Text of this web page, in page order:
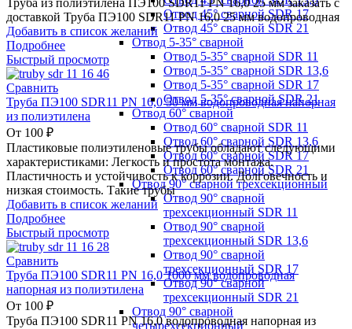
Отвод 45° сварной SDR 17
Отвод 45° сварной SDR 21
Отвод 5-35° сварной
Отвод 5-35° сварной SDR 11
Отвод 5-35° сварной SDR 13,6
Отвод 5-35° сварной SDR 17
Отвод 5-35° сварной SDR 21
Отвод 60° сварной
Отвод 60° сварной SDR 11
Отвод 60° сварной SDR 13,6
Отвод 60° сварной SDR 17
Отвод 60° сварной SDR 21
Отвод 90° сварной трехсекционный
Отвод 90° сварной
трехсекционный SDR 11
Отвод 90° сварной
трехсекционный SDR 13,6
Отвод 90° сварной
трехсекционный SDR 17
Отвод 90° сварной
трехсекционный SDR 21
Отвод 90° сварной
четырехсекционный
Труба из полиэтилена ПЭ100 SDR11 PN 16,0 25 мм заказать с
доставкой Труба ПЭ100 SDR11 PN 16,0 25 мм водопроводная
Добавить в список желаний
Подробнее
Быстрый просмотр
Сравнить
Труба ПЭ100 SDR11 PN 16,0 50 мм водопроводная напорная
из полиэтилена
От 100 ₽
Пластиковые полиэтиленовые трубы обладают следующими
характеристиками: Легкость и простота монтажа.
Пластичность и устойчивость к коррозии. Долговечность и
низкая стоимость. Такие трубы
Добавить в список желаний
Подробнее
Быстрый просмотр
Сравнить
Труба ПЭ100 SDR11 PN 16,0 1000 мм водопроводная
напорная из полиэтилена
От 100 ₽
Труба ПЭ100 SDR11 PN 16,0 водопроводная напорная из